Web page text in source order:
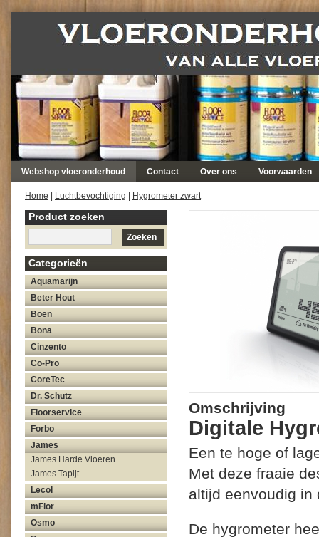
Webshop vloeronderhoud Contact Over ons Voorwaarden
Home Luchtbevochtiging Hygrometer zwart
Product zoeken
Zoeken
Categorieën
Aquamarijn
Beter Hout
Boen
Bona
Cinzento
Co-Pro
CoreTec
Dr. Schutz
Floorservice
Forbo
James
James Harde Vloeren
James Tapijt
Lecol
mFlor
Osmo
Omschrijving
Digitale
Een te hoge of
Met deze fraaie
altijd eenvoudig in
De hygrometer